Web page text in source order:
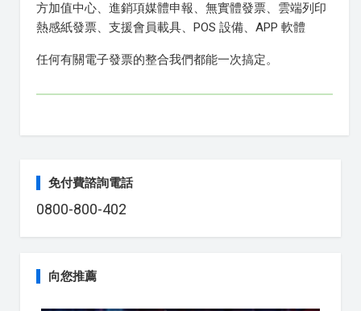
方加值中心、進銷項媒體申報、無實體發票、雲端列印
熱感紙發票、支援會員載具、POS 設備、APP 軟體
任何有關電子發票的整合我們都能一次搞定。
免付費諮詢電話
0800-800-402
向您推薦